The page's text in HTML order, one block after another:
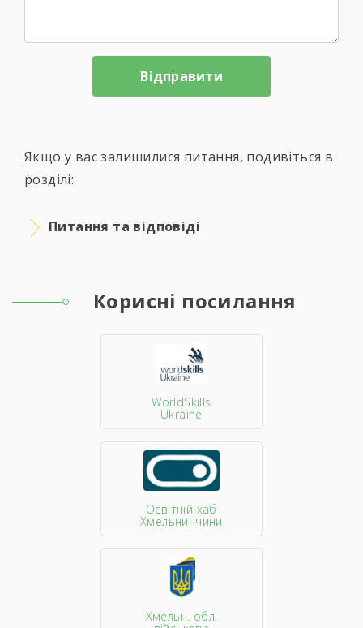
Якщо у вас залишилися питання, подивіться в
розділі:
Питання та відповіді
Корисні посилання
WorldSkills
Ukraine
Освітній хаб
Хмельниччини
Хмельн. обл.